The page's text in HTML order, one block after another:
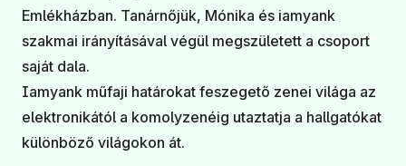
Emlékházban. Tanárnőjük, Mónika és iamyank
szakmai irányításával végül megszületett a csoport
saját dala.
Iamyank műfaji határokat feszegető zenei világa az
elektronikától a komolyzenéig utaztatja a hallgatókat
különböző világokon át.